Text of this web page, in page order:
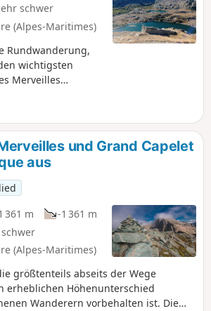
schwer
(Alpes-Maritimes)
Rundwanderung,
wichtigsten
Merveilles
Bego. Rund um
und den Lac Autier
Gämsen
und Grand Capelet
aus
361 m
-1 361 m
(Alpes-Maritimes)
größtenteils abseits der Wege
erheblichen Höhenunterschied
Wanderern vorbehalten ist. Die